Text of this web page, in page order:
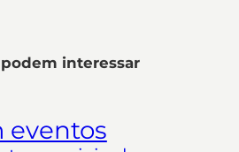
interessar
eventos